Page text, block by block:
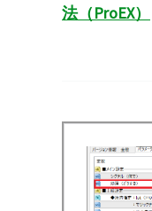
法（ProEX）